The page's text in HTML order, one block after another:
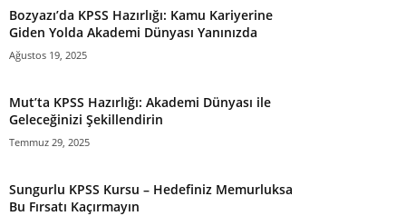
Bozyazı’da KPSS Hazırlığı: Kamu Kariyerine
Giden Yolda Akademi Dünyası Yanınızda
Ağustos 19, 2025
Mut’ta KPSS Hazırlığı: Akademi Dünyası ile
Geleceğinizi Şekillendirin
Temmuz 29, 2025
Sungurlu KPSS Kursu – Hedefiniz Memurluksa
Bu Fırsatı Kaçırmayın